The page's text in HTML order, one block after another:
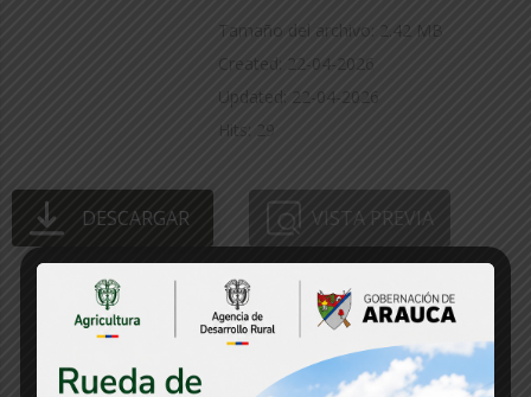
Tamaño del archivo: 2.42 MB
Created: 22-04-2026
Updated: 22-04-2026
Hits: 29
DESCARGAR VISTA PREVIA